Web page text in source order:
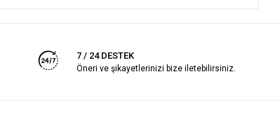
7 / 24 DESTEK
Öneri ve şikayetlerinizi bize iletebilirsiniz.